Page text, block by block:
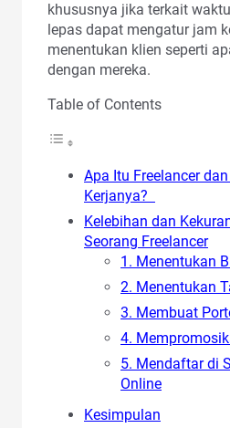
khususnya jika terkait
lepas dapat mengatur jam
menentukan klien seperti
dengan mereka.
Table of Contents
Apa Itu Freelancer
Kerjanya?
Kelebihan dan
Seorang Freelancer
1. Menentukan
2. Menentukan
3. Membuat
4.
5. Mendaftar di
Online
Kesimpulan